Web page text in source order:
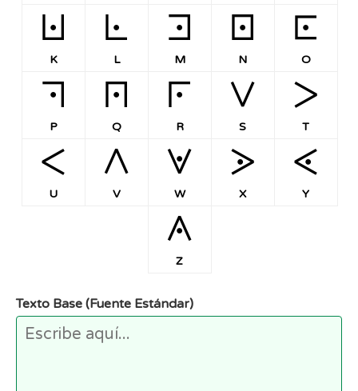
K
K
L
L
M
M
N
N
O
O
P
P
Q
Q
R
R
S
S
T
T
U
U
V
V
W
W
X
X
Y
Y
Z
Z
Texto Base (Fuente Estándar)